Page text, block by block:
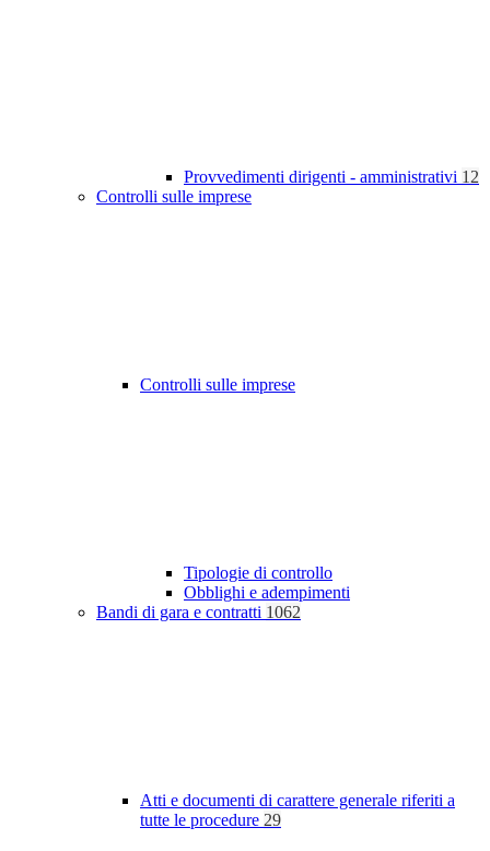
Provvedimenti dirigenti - amministrativi 12
Controlli sulle imprese
Controlli sulle imprese
Tipologie di controllo
Obblighi e adempimenti
Bandi di gara e contratti 1062
Atti e documenti di carattere generale riferiti a
tutte le procedure 29